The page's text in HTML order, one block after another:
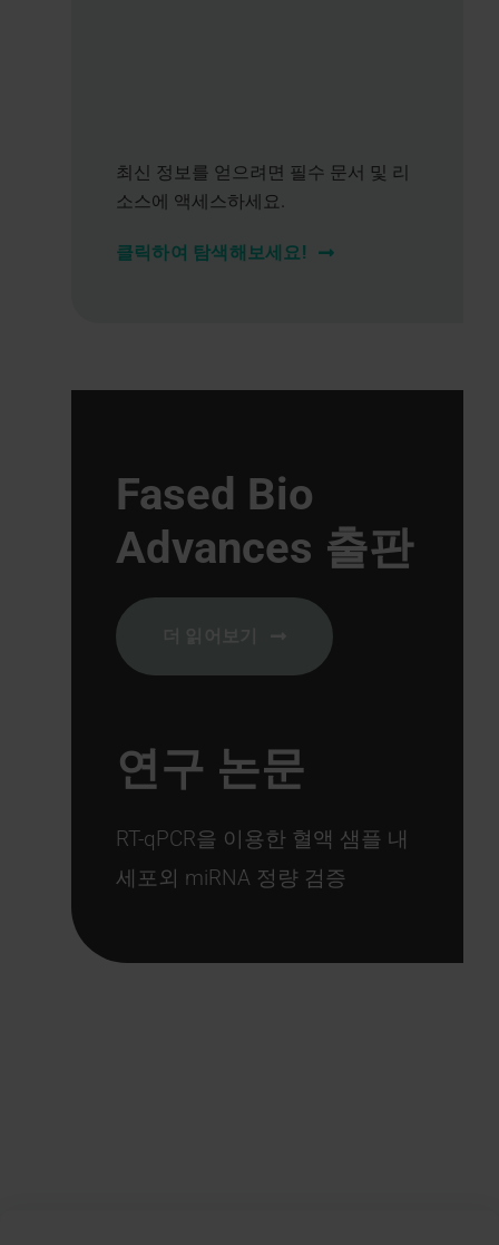
최신 정보를 얻으려면 필수 문서 및 리
소스에 액세스하세요.
클릭하여 탐색해보세요!
Fased Bio
Advances 출판
연구 논문
RT-qPCR을 이용한 혈액 샘플 내
세포외 miRNA 정량 검증